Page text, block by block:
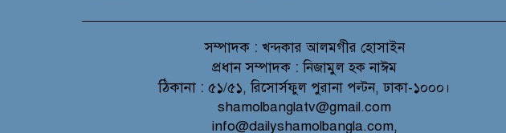
সম্পাদক : খন্দকার আলমগীর হোসাইন
প্রধান সম্পাদক : নিজামুল হক নাঈম
ঠিকানা : ৫১/৫১, রিসোর্সফুল পুরানা পল্টন, ঢাকা-১০০০।
shamolbanglatv@gmail.com
info@dailyshamolbangla.com,